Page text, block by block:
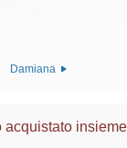
Damiana
acquistato